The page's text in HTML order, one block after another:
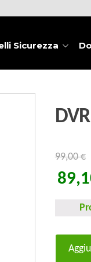
Sicurezza
99,00€